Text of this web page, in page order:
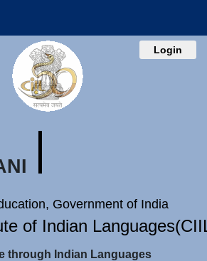
Login
Government of India
of Indian
through Indian Languages